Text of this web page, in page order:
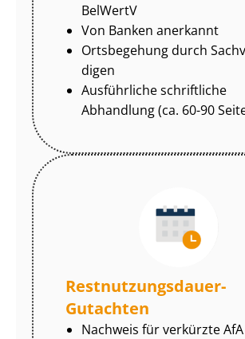
BelWertV
Von Banken anerkannt
Ortsbegehung durch
di­gen
Ausführliche schriftliche
Abhandlung (ca. 60-90
Rest­nut­zungs­dau­er-
Gutachten
Nachweis für verkürzte AfA